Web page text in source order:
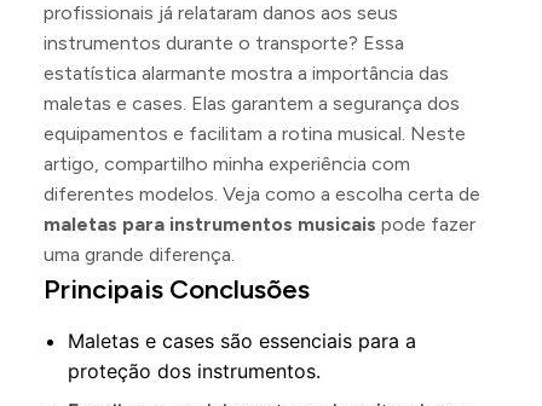
profissionais já relataram danos aos seus
instrumentos durante o transporte? Essa
estatística alarmante mostra a importância das
maletas e cases. Elas garantem a segurança dos
equipamentos e facilitam a rotina musical. Neste
artigo, compartilho minha experiência com
diferentes modelos. Veja como a escolha certa de
maletas para instrumentos musicais pode fazer
uma grande diferença.
Principais Conclusões
Maletas e cases são essenciais para a
proteção dos instrumentos.